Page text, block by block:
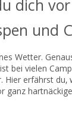
dich
und
Wetter.
bei vielen
Hier erfährst du,
ganz